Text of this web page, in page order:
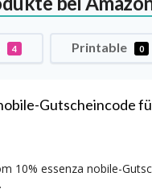
4 Printable 0
Gutscheincode
10% essenza nobile-